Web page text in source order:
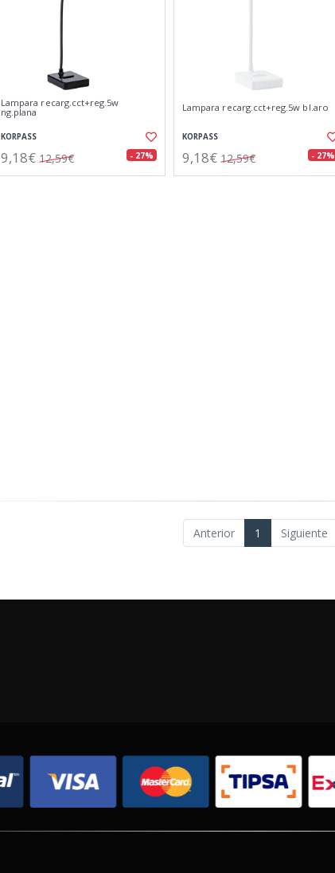
Lampara recarg.cct+reg.5w
ng.plana
KORPASS
9,18€ 12,59€ - 27%
Lampara recarg.cct+reg.5w bl.aro
KORPASS
9,18€ 12,59€ - 27%
Anterior 1 Siguiente